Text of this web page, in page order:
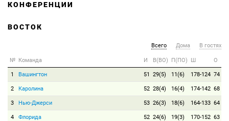
КОНФЕРЕНЦИИ
ВОСТОК
Всего Дома В гостях
№ Команда И В(ВО) П(ПО) Ш О
1 Вашингтон 51 29(5) 11(6) 178-124 74
2 Каролина 52 28(4) 16(4) 174-142 68
3 Нью-Джерси 53 26(3) 18(6) 164-133 64
4 Флорида 52 24(6) 19(3) 170-152 63